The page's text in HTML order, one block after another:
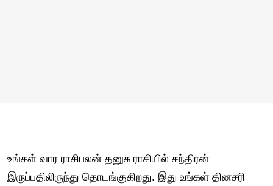
உங்கள் வார ராசிபலன் தனுசு ராசியில் சந்திரன்
இருப்பதிலிருந்து தொடங்குகிறது. இது உங்கள் தினசரி